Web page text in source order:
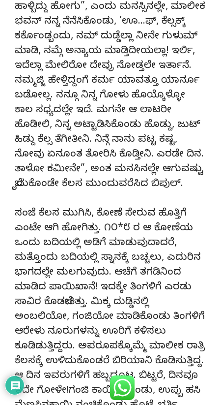
ಹಾಳ್ಬಿದ್ದು ಹೋಗು”, ಎಂದು ಮನಸ್ಸಿನಲ್ಲೇ, ಮಾಲೀಕ
ಭವನ್ ನನ್ನ ನೆನೆಸಿಕೊಂಡು, ’ಊ…ಫ್, ಕೆಲ್ಸಕ್ಕ್
ಕರ್ಕೊಂಡ್ಬಂದು, ನಮ್ ದುಡ್ಡೆಲ್ಲಾ ನೀನೇ ಗುಳುಮ್
ಮಾಡಿ, ನಮ್ಗೆ ಅನ್ಯಾಯ ಮಾಡ್ತಿದೀಯಲ್ಲಾ! ಇರ್ಲಿ,
ಇದೆಲ್ಲಾ ಮೇಲಿರೋ ದೇವ್ರು ನೋಡ್ತಲೇ ಇರ್ತಾನೆ.
ನಮ್ಮಜ್ಜಿ ಹೇಳ್ತಿದ್ದಂಗೆ ಕರ್ಮ ಯಾವತ್ತೂ ಯಾರ್ನೂ
ಬಡೋಲ್ಲ. ನನ್ಗೂ ನಿನ್ನ ಗೋಳು ಹೊಯ್ಕೊಳ್ಳೋ
ಕಾಲ ಸಧ್ಯದಲ್ಲೇ ಇದೆ. ಮಗನೇ ಆ ಲಾಟರೀ
ಹೊಡೀಲಿ, ನಿನ್ನ ಅಟ್ಟಾಡಿಸಿಕೊಂಡು ಹೊಡ್ದು, ಜುಟ್
ಹಿಡ್ದು ಕೆಲ್ಸ ತೆಗೀತೀನಿ. ನಿನ್ಗೆ ನಾನು ಪಟ್ಟ ಕಷ್ಟ,
ನೋವು ಏನೂಂತ ತೋರಿಸಿ ಕೊಡ್ತೀನಿ. ಎರಡೇ ದಿನ.
ತಾಳೋ ಕಮೀನೇ”, ಅಂತ ಮನಸಿನಲ್ಲೇ ಆಗುವಷ್ಟು
ಬೈದುಕೊಂಡೇ ಕೆಲಸ ಮುಂದುವರೆಸಿದ ಬಿಪುಲ್.
ಸಂಜೆ ಕೆಲಸ ಮುಗಿಸಿ, ಕೋಣೆ ಸೇರುವ ಹೊತ್ತಿಗೆ
ಎಂಟೇ ಆಗಿ ಹೋಗಿತ್ತು. ೧೦*೮ ರ ಆ ಕೋಣೆಯ
ಒಂದು ಬದಿಯಲ್ಲಿ ಅಡಿಗೆ ಮಾಡುವುದಾದರೆ,
ಮತ್ತೊಂದು ಬದಿಯಲ್ಲಿ ಸ್ನಾನಕ್ಕೆ ಬಚ್ಚಲು, ಎದುರಿನ
ಭಾಗದಲ್ಲೇ ಮಲಗುವುದು. ಆಚೆಗೆ ತಗಡಿನಿಂದ
ಮಾಡಿದ ಪಾಯಿಖಾನೆ! ಇದಕ್ಕೇ ತಿಂಗಳಿಗೆ ಎರಡು
ಸಾವಿರ ಕೊಡಬೇಕಿತ್ತು. ಮಿಕ್ಕ ದುಡ್ಡಿನಲ್ಲಿ
ಅಂಬಲಿಯೋ, ಗಂಜಿಯೋ ಮಾಡಿಕೊಂಡು ತಿಂಗಳಿಗೆ
ಆರೇಳು ನೂರುಗಳನ್ನು ಊರಿಗೆ ಕಳಿಸಲು
ಕೂಡಿಡುತ್ತಿದ್ದರು. ಅಪರೂಪಕ್ಕೊಮ್ಮೆ ಮಾಲೀಕ ರಾತ್ರಿ
ಕೆಲಸಕ್ಕೆ ಉಳಿದುಕೊಂಡರೆ ಬಿರಿಯಾನಿ ಕೊಡಿಸುತ್ತಿದ್ದ.
ಆ ದಿನ ಇವರುಗಳಿಗೆ ಹಬ್ಬದೂಟ. ಬಿಟ್ಟರೆ, ದಿನವೂ
ಇದೇ ಗೋಳೇ!ಗಂಜಿ ಕಾಯಿಸಿಕೊಂಡು, ಉಪ್ಪು ಹಸಿ